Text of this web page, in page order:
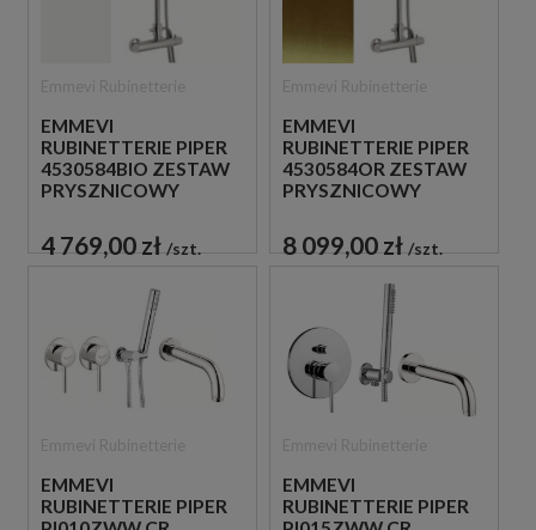
EMMEVI
RUBINETTERIE PIPER
4530584BIO ZESTAW
PRYSZNICOWY
ŚCIENNY BIAŁY
4 769,00 zł szt.
EMMEVI
RUBINETTERIE PIPER
4530584OR ZESTAW
PRYSZNICOWY
ŚCIENNY ZŁOTY
8 099,00 zł szt.
EMMEVI
RUBINETTERIE PIPER
EMMEVI
RUBINETTERIE PIPER